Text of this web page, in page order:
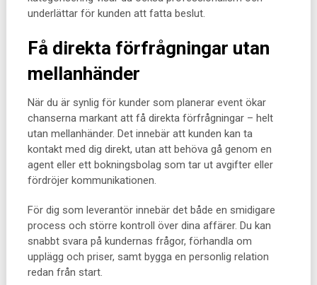
underlättar för kunden att fatta beslut.
Få direkta förfrågningar utan
mellanhänder
När du är synlig för kunder som planerar event ökar
chanserna markant att få direkta förfrågningar – helt
utan mellanhänder. Det innebär att kunden kan ta
kontakt med dig direkt, utan att behöva gå genom en
agent eller ett bokningsbolag som tar ut avgifter eller
fördröjer kommunikationen.
För dig som leverantör innebär det både en smidigare
process och större kontroll över dina affärer. Du kan
snabbt svara på kundernas frågor, förhandla om
upplägg och priser, samt bygga en personlig relation
redan från start.